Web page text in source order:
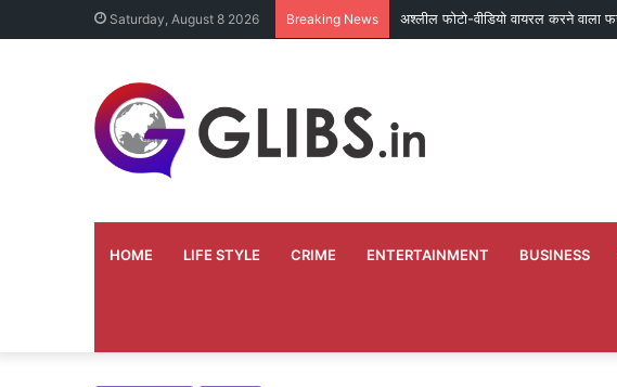
Saturday, August 8 2026 Breaking News वर्ष 2013 से बंद बीजापुर प्राथमिक शाला
HOME LIFE STYLE CRIME ENTERTAINMENT BUSINESS